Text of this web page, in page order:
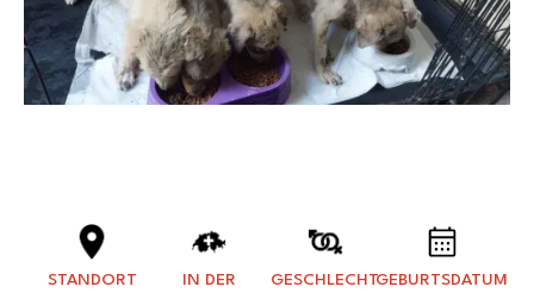
STANDORT
IN DER
GESCHLECHTGEBURTSDATUM